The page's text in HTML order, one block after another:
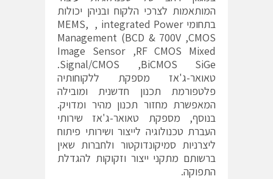
המותאמות לצרכי הלקוח ובניהן יכולות
בתחומי MEMS, , integrated Power
Management (BCD & 700V ,CMOS
Image Sensor ,RF CMOS Mixed
Signal/CMOS ,BiCMOS SiGe.
טאואר-ג'אז מספקת ללקוחותיה
פלטפורמת תכנון חדשנית ומובילה
המאפשרת מחזור תכנון מהיר ומדויק.
בנוסף, מספקת טאואר-ג'אז שירותי
העברת טכנולוגיה לייצור ושירותי פיתוח
ליצרניות סמיקונדוקטור ולחברות שאין
ברשותם מתקני ייצור וזקוקות להגדלת
התפוקה.